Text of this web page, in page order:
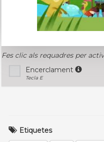
Fes clic als requadres per
Encerclament
Tecla E
Etiquetes